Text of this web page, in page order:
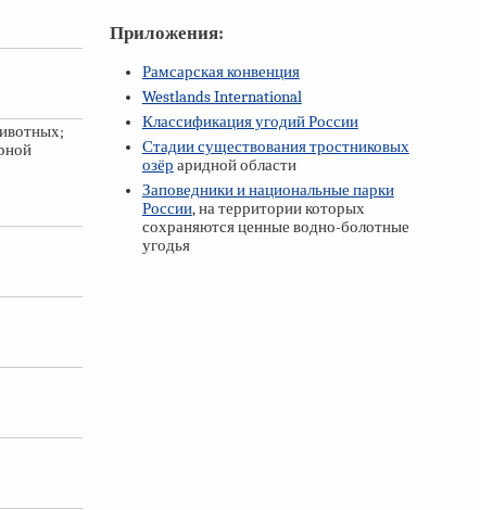
Приложения:
Рамсарская конвенция
Westlands International
Классификация угодий России
Стадии существования тростниковых
озёр аридной области
Заповедники и национальные парки
России, на территории которых
сохраняются ценные водно-болотные
угодья